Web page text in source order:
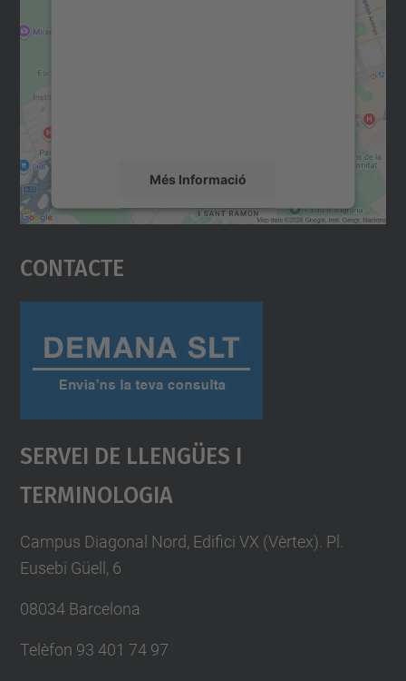
Més Informació
Accepta
powered by
Contacte
Servei De Llengües I
Terminologia
Campus Diagonal Nord, Edifici VX (Vèrtex). Pl.
Eusebi Güell, 6
08034 Barcelona
Telèfon 93 401 74 97